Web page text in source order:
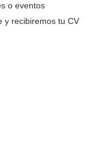
o eventos
y recibiremos tu CV